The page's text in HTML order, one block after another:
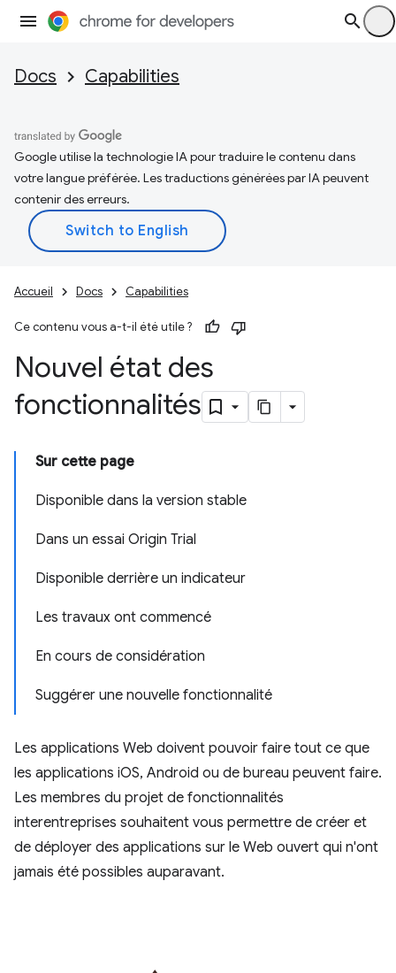
Docs Capabilities
Google utilise la technologie IA pour traduire le contenu dans
votre langue préférée. Les traductions générées par IA peuvent
contenir des erreurs.
Accueil Docs Capabilities
Ce contenu vous a-t-il été utile ?
Nouvel état des
fonctionnalités
Sur cette page
Disponible dans la version stable
Dans un essai Origin Trial
Disponible derrière un indicateur
Les travaux ont commencé
En cours de considération
Suggérer une nouvelle fonctionnalité
Les applications Web doivent pouvoir faire tout ce que
les applications iOS, Android ou de bureau peuvent faire.
Les membres du projet de fonctionnalités
interentreprises souhaitent vous permettre de créer et
de déployer des applications sur le Web ouvert qui n'ont
jamais été possibles auparavant.